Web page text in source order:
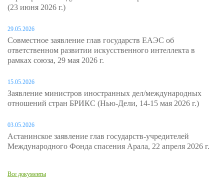
(23 июня 2026 г.)
29.05.2026
Совместное заявление глав государств ЕАЭС об
ответственном развитии искусственного интеллекта в
рамках союза, 29 мая 2026 г.
15.05.2026
Заявление министров иностранных дел/международных
отношений стран БРИКС (Нью-Дели, 14-15 мая 2026 г.)
03.05.2026
Астанинское заявление глав государств-учредителей
Международного Фонда спасения Арала, 22 апреля 2026 г.
Все документы